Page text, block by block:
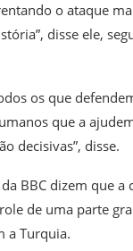
o ataque
disse ele,
os que
que a
decisivas”, disse.
BBC dizem que a
de uma parte
a Turquia.